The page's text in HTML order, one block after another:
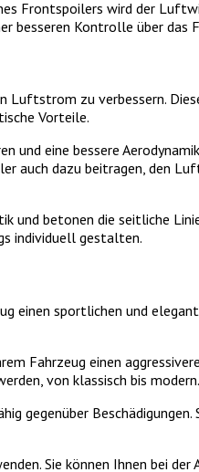
Frontspoilers wird der
besseren Kontrolle über das
Luftstrom zu verbessern.
Vorteile.
eine bessere
auch dazu beitragen, den
und betonen die seitliche
individuell gestalten.
einen sportlichen und
Fahrzeug einen
von klassisch bis modern.
gegenüber
Sie können Ihnen bei